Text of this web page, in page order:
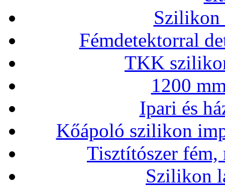
Szilikon
Fémdetektorral
TKK
1200
Ipari és
Kőápoló szilikon
Tisztítószer
Szilikon